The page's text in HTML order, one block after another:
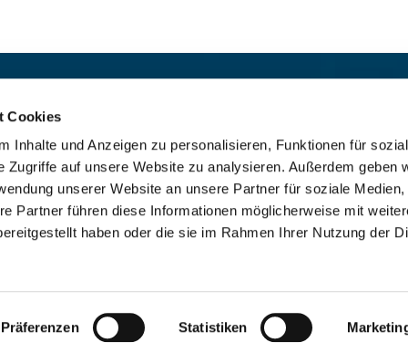
Cookies
Inhalte und Anzeigen zu personalisieren, Funktionen für
Zugriffe auf unsere Website zu analysieren. Außerdem geben
unserer Website an unsere Partner für soziale Medien,
Partner führen diese Informationen möglicherweise mit
haben oder die sie im Rahmen Ihrer Nutzung der
Präferenzen Statistiken
8859 590
 Heilig Kreuz:
Mo-So 8-18 Uhr